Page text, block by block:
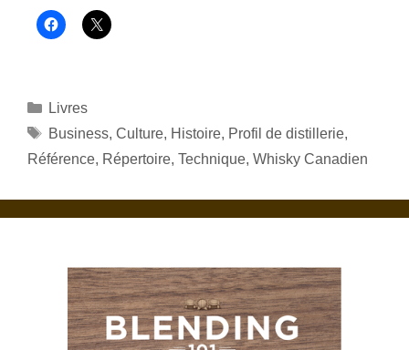
Catégories
Livres
Étiquettes
Business, Culture, Histoire, Profil de distillerie,
Référence, Répertoire, Technique, Whisky Canadien